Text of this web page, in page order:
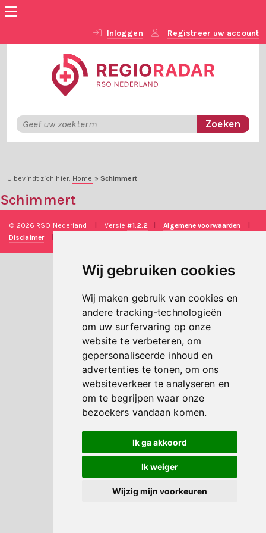
Wij gebruiken cookies
Wij maken gebruik van cookies en
andere tracking-technologieën
om uw surfervaring op onze
website te verbeteren, om
gepersonaliseerde inhoud en
advertenties te tonen, om ons
websiteverkeer te analyseren en
om te begrijpen waar onze
bezoekers vandaan komen.
Ik ga akkoord
Ik weiger
Wijzig mijn voorkeuren
Inloggen Registreer uw account
U bevindt zich hier: Home » Schimmert
Schimmert
© 2026 RSO Nederland Versie#1.2.2 Algemene voorwaarden
Disclaimer